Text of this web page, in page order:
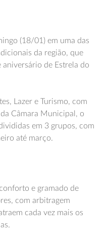
(18/01) em uma das
da região, que
de Estrela do
Lazer e Turismo, com
Câmara Municipal, o
em 3 grupos, com
até março.
e gramado de
com arbitragem
cada vez mais os